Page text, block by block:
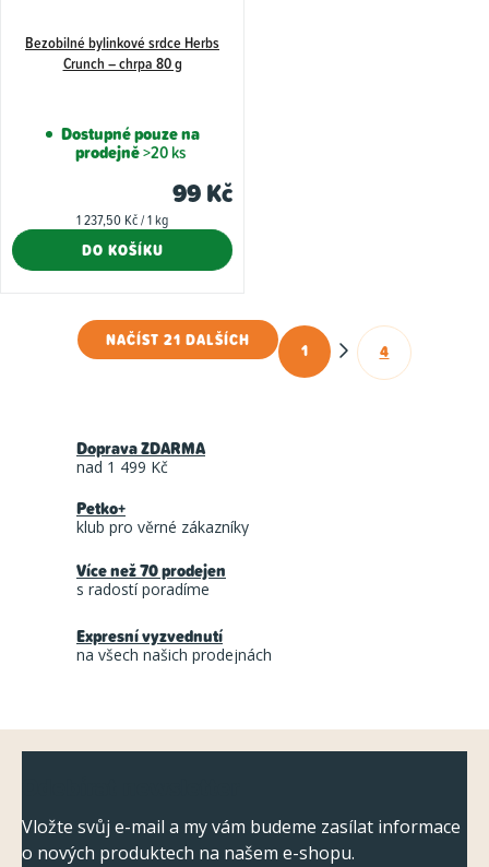
Bezobilné bylinkové srdce Herbs
Crunch – chrpa 80 g
Dostupné pouze na
prodejně>20 ks
99 Kč
Měrná
1 237,50 Kč / 1 kg
DO KOŠÍKU
O
a
c
r
v
y
v
p
i
NAČÍST 21 DALŠÍCH
S
1 4
Doprava ZDARMA
nad 1 499 Kč
Petko+
klub pro věrné zákazníky
Více než 70 prodejen
s radostí poradíme
Expresní vyzvednutí
na všech našich prodejnách
Vložte svůj e-mail a my vám budeme zasílat informace
o nových produktech na našem e-shopu.